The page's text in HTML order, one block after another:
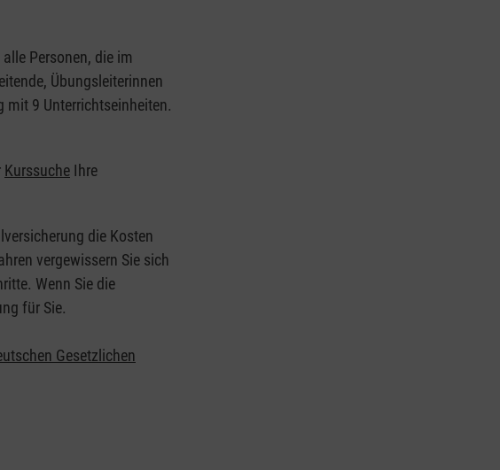
Personen, die im
Übungsleiterinnen
mit 9 Unterrichtseinheiten.
Kurssuche Ihre
die Kosten
vergewissern Sie sich
Wenn Sie die
für Sie.
Gesetzlichen